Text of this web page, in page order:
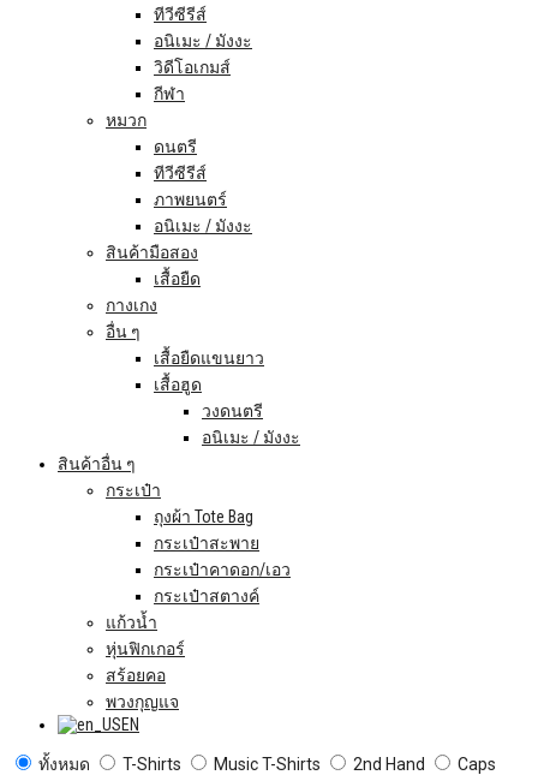
ทีวีซีรีส์
อนิเมะ / มังงะ
วิดีโอเกมส์
กีฬา
หมวก
ดนตรี
ทีวีซีรีส์
ภาพยนตร์
อนิเมะ / มังงะ
สินค้ามือสอง
เสื้อยืด
กางเกง
อื่น ๆ
เสื้อยืดแขนยาว
เสื้อฮูด
วงดนตรี
อนิเมะ / มังงะ
สินค้าอื่น ๆ
กระเป๋า
ถุงผ้า Tote Bag
กระเป๋าสะพาย
กระเป๋าคาดอก/เอว
กระเป๋าสตางค์
แก้วน้ำ
หุ่นฟิกเกอร์
สร้อยคอ
พวงกุญแจ
EN
ทั้งหมด T-Shirts Music T-Shirts 2nd Hand Caps